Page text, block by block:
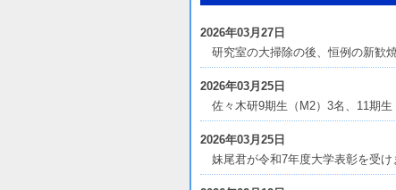
2026年03月27日
研究室の大掃除の後、恒例の新歓
2026年03月25日
佐々木研9期生（M2）3名、11期
2026年03月25日
妹尾君が令和7年度大学表彰を受け